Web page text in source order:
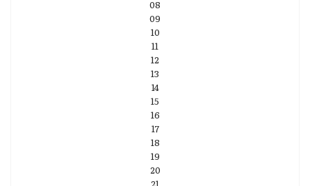
08
09
10
11
12
13
14
15
16
17
18
19
20